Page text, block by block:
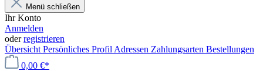
Menü schließen
Ihr Konto
Anmelden
oderregistrieren
Übersicht Persönliches Profil Adressen Zahlungsarten Bestellungen
0,00 €*